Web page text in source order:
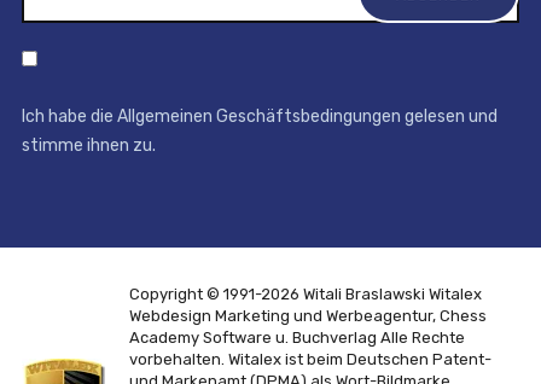
Ich habe die Allgemeinen Geschäftsbedingungen gelesen und
stimme ihnen zu.
Copyright © 1991-2026 Witali Braslawski Witalex
Webdesign Marketing und Werbeagentur, Chess
Academy Software u. Buchverlag Alle Rechte
vorbehalten. Witalex ist beim Deutschen Patent-